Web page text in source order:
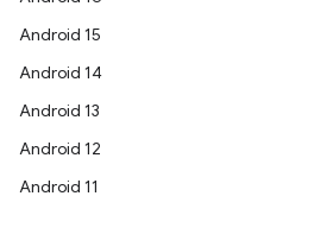
Android 15
Android 14
Android 13
Android 12
Android 11